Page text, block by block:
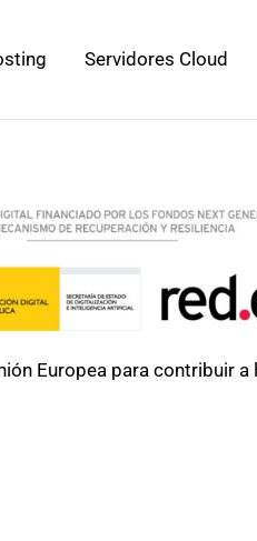
Servidores Cloud
Europea para contribuir